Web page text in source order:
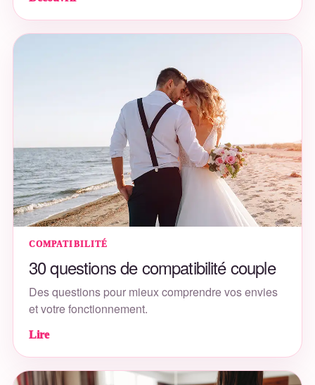
COMPATIBILITÉ
30 questions de compatibilité couple
Des questions pour mieux comprendre vos envies
et votre fonctionnement.
Lire